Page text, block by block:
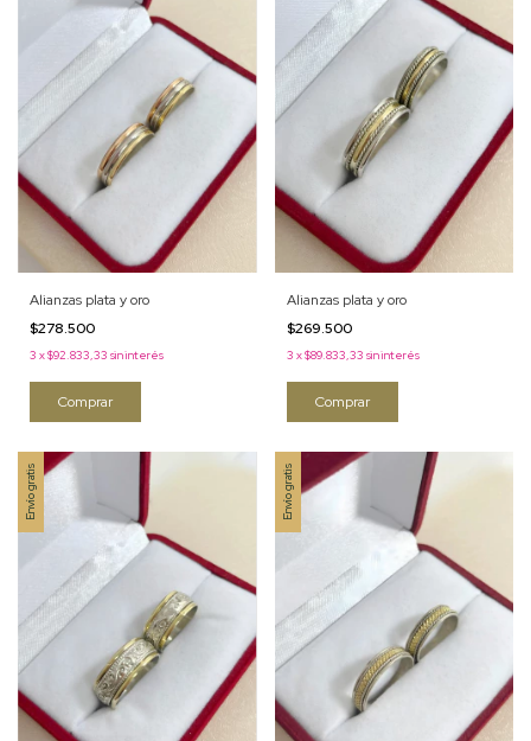
Alianzas plata y oro
$278.500
3 x$92.833,33 sin interés
Comprar
Alianzas plata y oro
$269.500
3 x$89.833,33 sin interés
Comprar
Envío gratis Envío gratis